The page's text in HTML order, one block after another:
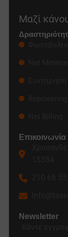
Μαζί
Επικοινωνία
Newsletter